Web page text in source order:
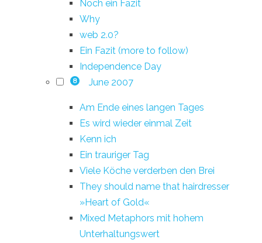
Noch ein Fazit
Why
web 2.0?
Ein Fazit (more to follow)
Independence Day
8 June 2007
Am Ende eines langen Tages
Es wird wieder einmal Zeit
Kenn ich
Ein trauriger Tag
Viele Köche verderben den Brei
They should name that hairdresser
»Heart of Gold«
Mixed Metaphors mit hohem
Unterhaltungswert